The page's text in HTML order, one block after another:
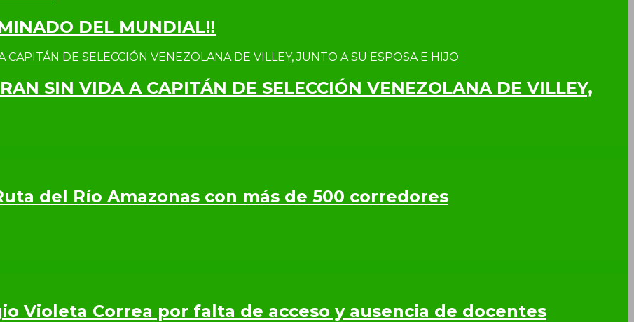
DEL MUNDIAL‼
SIN VIDA A CAPITÁN DE SELECCIÓN VENEZOLANA DE VILLEY,
del Río Amazonas con más de 500 corredores
Violeta Correa por falta de acceso y ausencia de docentes